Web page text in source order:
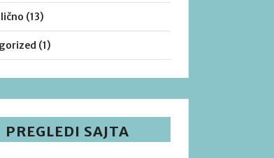
(13)
(1)
PREGLEDI SAJTA